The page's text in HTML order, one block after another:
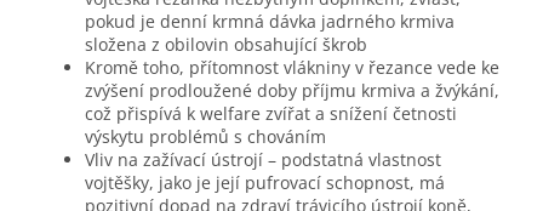
pokud je denní krmná dávka jadrného krmiva
složena z obilovin obsahující škrob
Kromě toho, přítomnost vlákniny v řezance vede ke
zvýšení prodloužené doby příjmu krmiva a žvýkání,
což přispívá k welfare zvířat a snížení četnosti
výskytu problémů s chováním
Vliv na zažívací ústrojí – podstatná vlastnost
vojtěšky, jako je její pufrovací schopnost, má
pozitivní dopad na zdraví trávicího ústrojí koně,